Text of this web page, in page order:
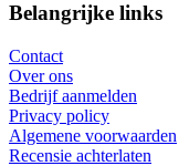
Belangrijke links
Contact
Over ons
Bedrijf aanmelden
Privacy policy
Algemene voorwaarden
Recensie achterlaten